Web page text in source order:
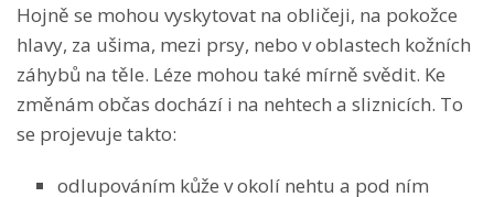
Hojně se mohou vyskytovat na obličeji, na pokožce
hlavy, za ušima, mezi prsy, nebo v oblastech kožních
záhybů na těle. Léze mohou také mírně svědit. Ke
změnám občas dochází i na nehtech a sliznicích. To
se projevuje takto:
odlupováním kůže v okolí nehtu a pod ním